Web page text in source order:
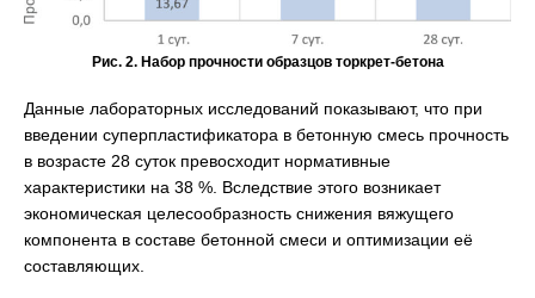
Рис. 2. Набор прочности образцов торкрет-бетона
Данные лабораторных исследований показывают, что при
введении суперпластификатора в бетонную смесь прочность
в возрасте 28 суток превосходит нормативные
характеристики на 38 %. Вследствие этого возникает
экономическая целесообразность снижения вяжущего
компонента в составе бетонной смеси и оптимизации её
составляющих.